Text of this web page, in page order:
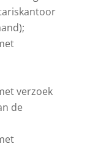
verzoek
de